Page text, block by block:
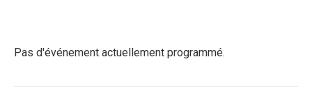
Pas d'événement actuellement programmé.